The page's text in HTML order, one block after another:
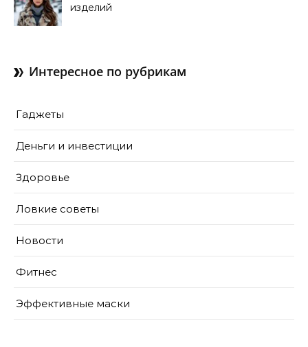
изделий
Интересное по рубрикам
Гаджеты
Деньги и инвестиции
Здоровье
Ловкие советы
Новости
Фитнес
Эффективные маски